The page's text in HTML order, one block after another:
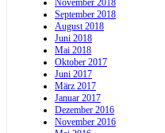
September 2018
August 2018
Juni 2018
Mai 2018
Oktober 2017
Juni 2017
März 2017
Januar 2017
Dezember 2016
November 2016